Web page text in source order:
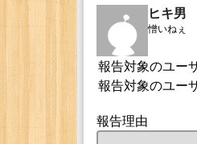
ヒキ男
憎いねぇ
報告対象のユー
報告対象のユー
報告理由